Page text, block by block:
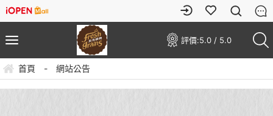
評價:5.0 / 5.0
首頁 - 網站公告